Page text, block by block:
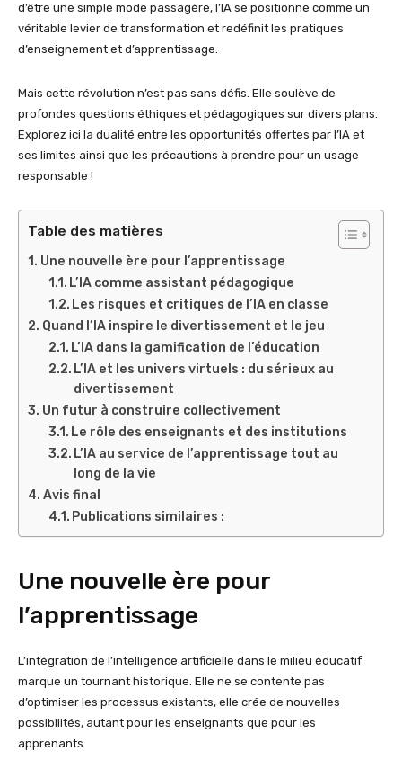
d’être une simple mode passagère, l’IA se positionne comme un
véritable levier de transformation et redéfinit les pratiques
d’enseignement et d’apprentissage.
Mais cette révolution n’est pas sans défis. Elle soulève de
profondes questions éthiques et pédagogiques sur divers plans.
Explorez ici la dualité entre les opportunités offertes par l’IA et
ses limites ainsi que les précautions à prendre pour un usage
responsable !
Table des matières
Une nouvelle ère pour l’apprentissage
L’IA comme assistant pédagogique
Les risques et critiques de l’IA en classe
Quand l’IA inspire le divertissement et le jeu
L’IA dans la gamification de l’éducation
L’IA et les univers virtuels : du sérieux au
divertissement
Un futur à construire collectivement
Le rôle des enseignants et des institutions
L’IA au service de l’apprentissage tout au
long de la vie
Avis final
Publications similaires :
Une nouvelle ère pour
l’apprentissage
L’intégration de l’intelligence artificielle dans le milieu éducatif
marque un tournant historique. Elle ne se contente pas
d’optimiser les processus existants, elle crée de nouvelles
possibilités, autant pour les enseignants que pour les
apprenants.